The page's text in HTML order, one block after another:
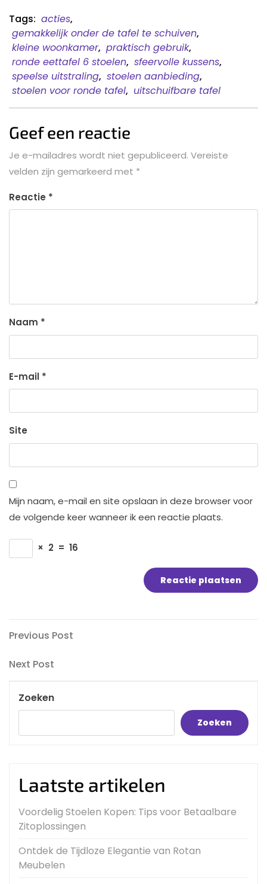
Tags: acties,
gemakkelijk onder de tafel te schuiven,
kleine woonkamer, praktisch gebruik,
ronde eettafel 6 stoelen, sfeervolle kussens,
speelse uitstraling, stoelen aanbieding,
stoelen voor ronde tafel, uitschuifbare tafel
Geef een reactie
Je e-mailadres wordt niet gepubliceerd. Vereiste
velden zijn gemarkeerd met *
Reactie *
Naam *
E-mail *
Site
Mijn naam, e-mail en site opslaan in deze browser voor
de volgende keer wanneer ik een reactie plaats.
× 2 = 16
Bericht
navigatie
Previous
Previous Post
Next
Next Post
Zoeken
Zoeken
Laatste artikelen
Voordelig Stoelen Kopen: Tips voor Betaalbare
Zitoplossingen
Ontdek de Tijdloze Elegantie van Rotan
Meubelen